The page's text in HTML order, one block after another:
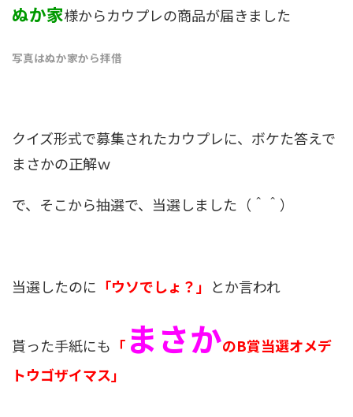
ぬか家様からカウプレの商品が届きました
写真はぬか家から拝借
クイズ形式で募集されたカウプレに、ボケた答えで
まさかの正解ｗ
で、そこから抽選で、当選しました（＾＾）
当選したのに 「ウソでしょ？」 とか言われ
貰った手紙にも 「 まさかのB賞当選オメデ
トウゴザイマス」